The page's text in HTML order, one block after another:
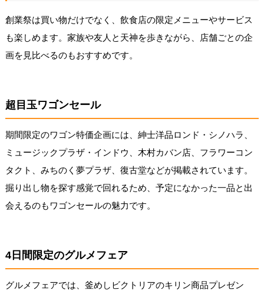
創業祭は買い物だけでなく、飲食店の限定メニューやサービス
も楽しめます。家族や友人と天神を歩きながら、店舗ごとの企
画を見比べるのもおすすめです。
超目玉ワゴンセール
期間限定のワゴン特価企画には、紳士洋品ロンド・シノハラ、
ミュージックプラザ・インドウ、木村カバン店、フラワーコン
タクト、みちのく夢プラザ、復古堂などが掲載されています。
掘り出し物を探す感覚で回れるため、予定になかった一品と出
会えるのもワゴンセールの魅力です。
4日間限定のグルメフェア
グルメフェアでは、釜めしビクトリアのキリン商品プレゼン